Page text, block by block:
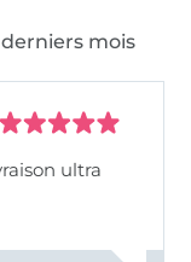
derniers mois
ultra